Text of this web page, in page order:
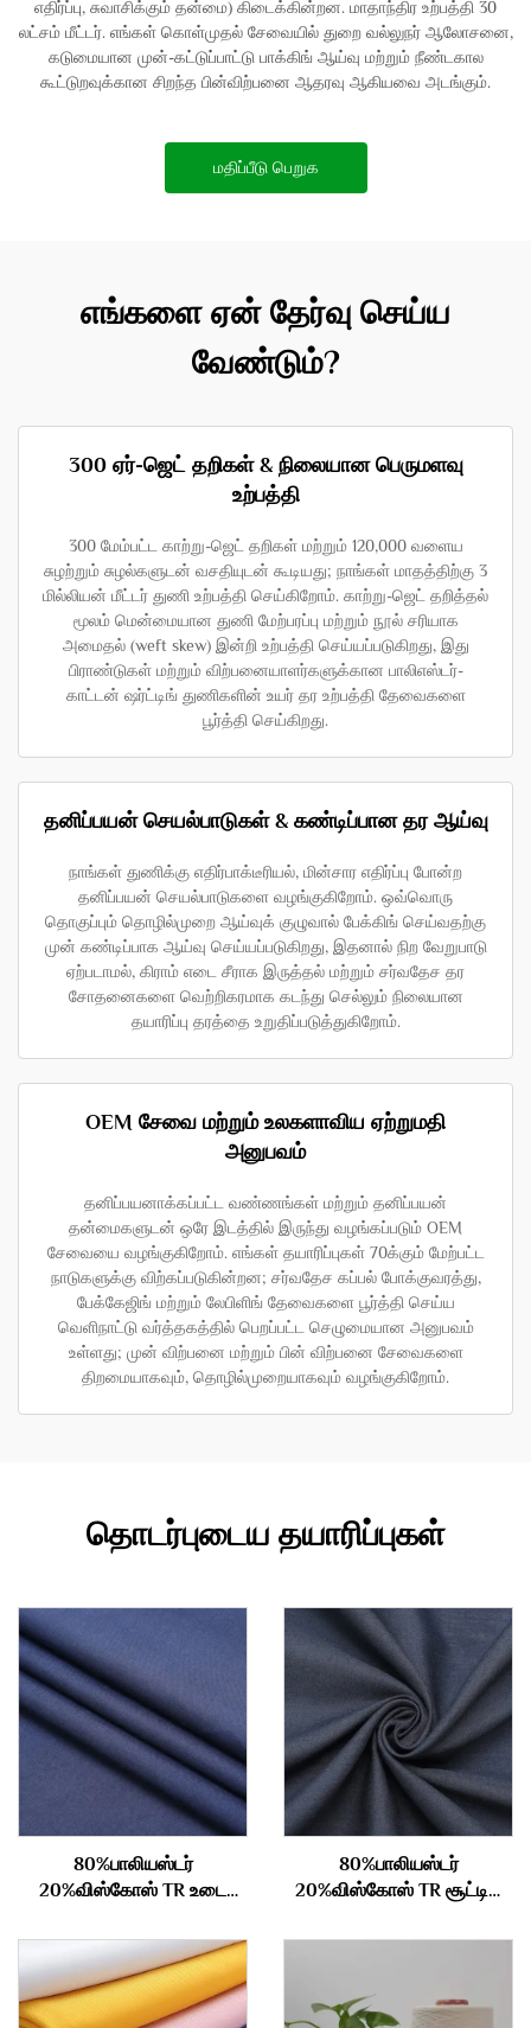
எதிர்ப்பு, சுவாசிக்கும் தன்மை) கிடைக்கின்றன. மாதாந்திர உற்பத்தி 30
லட்சம் மீட்டர். எங்கள் கொள்முதல் சேவையில் துறை வல்லுநர் ஆலோசனை,
கடுமையான முன்-கட்டுப்பாட்டு பாக்கிங் ஆய்வு மற்றும் நீண்டகால
கூட்டுறவுக்கான சிறந்த பின்விற்பனை ஆதரவு ஆகியவை அடங்கும்.
மதிப்பீடு பெறுக
எங்களை ஏன் தேர்வு செய்ய
வேண்டும்?
300 ஏர்-ஜெட் தறிகள் & நிலையான பெருமளவு
உற்பத்தி
300 மேம்பட்ட காற்று-ஜெட் தறிகள் மற்றும் 120,000 வளைய
சுழற்றும் சுழல்களுடன் வசதியுடன் கூடியது; நாங்கள் மாதத்திற்கு 3
மில்லியன் மீட்டர் துணி உற்பத்தி செய்கிறோம். காற்று-ஜெட் தறித்தல்
மூலம் மென்மையான துணி மேற்பரப்பு மற்றும் நூல் சரியாக
அமைதல் (weft skew) இன்றி உற்பத்தி செய்யப்படுகிறது, இது
பிராண்டுகள் மற்றும் விற்பனையாளர்களுக்கான பாலிஎஸ்டர்-
காட்டன் ஷர்ட்டிங் துணிகளின் உயர் தர உற்பத்தி தேவைகளை
பூர்த்தி செய்கிறது.
தனிப்பயன் செயல்பாடுகள் & கண்டிப்பான தர ஆய்வு
நாங்கள் துணிக்கு எதிர்பாக்டீரியல், மின்சார எதிர்ப்பு போன்ற
தனிப்பயன் செயல்பாடுகளை வழங்குகிறோம். ஒவ்வொரு
தொகுப்பும் தொழில்முறை ஆய்வுக் குழுவால் பேக்கிங் செய்வதற்கு
முன் கண்டிப்பாக ஆய்வு செய்யப்படுகிறது, இதனால் நிற வேறுபாடு
ஏற்படாமல், கிராம் எடை சீராக இருத்தல் மற்றும் சர்வதேச தர
சோதனைகளை வெற்றிகரமாக கடந்து செல்லும் நிலையான
தயாரிப்பு தரத்தை உறுதிப்படுத்துகிறோம்.
OEM சேவை மற்றும் உலகளாவிய ஏற்றுமதி
அனுபவம்
தனிப்பயனாக்கப்பட்ட வண்ணங்கள் மற்றும் தனிப்பயன்
தன்மைகளுடன் ஒரே இடத்தில் இருந்து வழங்கப்படும் OEM
சேவையை வழங்குகிறோம். எங்கள் தயாரிப்புகள் 70க்கும் மேற்பட்ட
நாடுகளுக்கு விற்கப்படுகின்றன; சர்வதேச கப்பல் போக்குவரத்து,
பேக்கேஜிங் மற்றும் லேபிளிங் தேவைகளை பூர்த்தி செய்ய
வெளிநாட்டு வர்த்தகத்தில் பெறப்பட்ட செழுமையான அனுபவம்
உள்ளது; முன் விற்பனை மற்றும் பின் விற்பனை சேவைகளை
திறமையாகவும், தொழில்முறையாகவும் வழங்குகிறோம்.
தொடர்புடைய தயாரிப்புகள்
80%பாலியஸ்டர்
20%விஸ்கோஸ் TR உடை
80%பாலியஸ்டர்
20%விஸ்கோஸ் TR சூட்டிங்